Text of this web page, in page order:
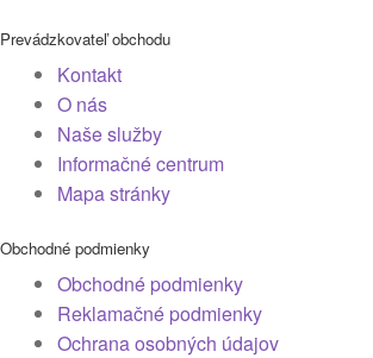
Prevádzkovateľ obchodu
Kontakt
O nás
Naše služby
Informačné centrum
Mapa stránky
Obchodné podmienky
Obchodné podmienky
Reklamačné podmienky
Ochrana osobných údajov